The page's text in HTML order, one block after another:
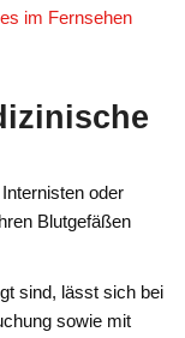
im Fernsehen
oder
Blutgefäßen
sind, lässt sich bei
sowie mit